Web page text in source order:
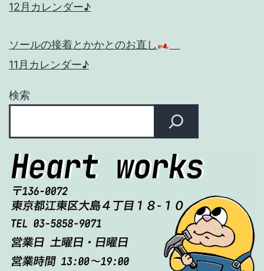
12月カレンダー♪
ソールの接着とかかとのお直し
11月カレンダー♪
検索